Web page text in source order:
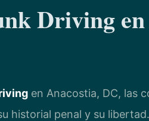
Driving
en Anacostia, DC, las
historial penal y su